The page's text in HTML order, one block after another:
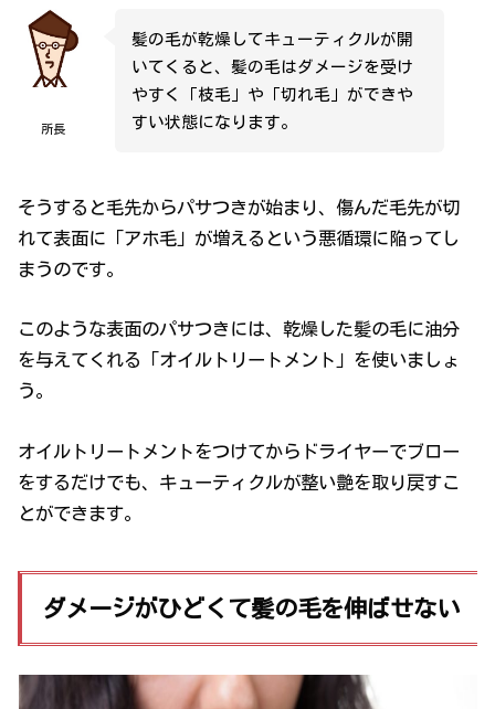
所長
髪の毛が乾燥してキューティクルが開
いてくると、髪の毛はダメージを受け
やすく「枝毛」や「切れ毛」ができや
すい状態になります。
そうすると毛先からパサつきが始まり、傷んだ毛先が切
れて表面に「アホ毛」が増えるという悪循環に陥ってし
まうのです。
このような表面のパサつきには、乾燥した髪の毛に油分
を与えてくれる「オイルトリートメント」を使いましょ
う。
オイルトリートメントをつけてからドライヤーでブロー
をするだけでも、キューティクルが整い艶を取り戻すこ
とができます。
ダメージがひどくて髪の毛を伸ばせない